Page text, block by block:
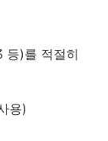
등)를 적절히
용)